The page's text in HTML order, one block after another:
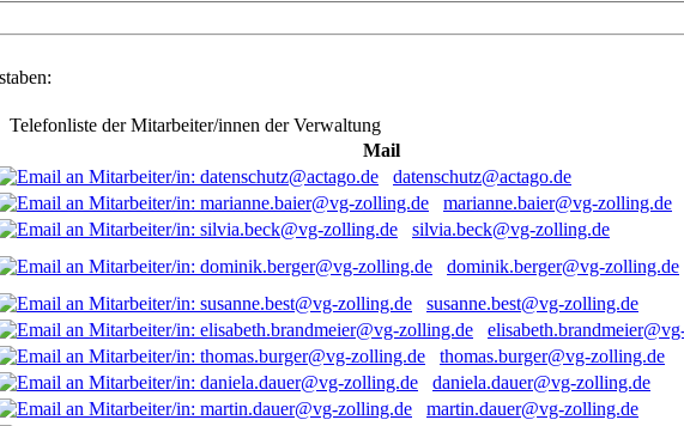
Telefonliste der Mitarbeiter/innen der Verwaltung
Mail
datenschutz@actago.de
marianne.baier@vg-zolling.de
silvia.beck@vg-zolling.de
dominik.berger@vg-zolling.de
susanne.best@vg-zolling.de
thomas.burger@vg-zolling.de
daniela.dauer@vg-zolling.de
martin.dauer@vg-zolling.de